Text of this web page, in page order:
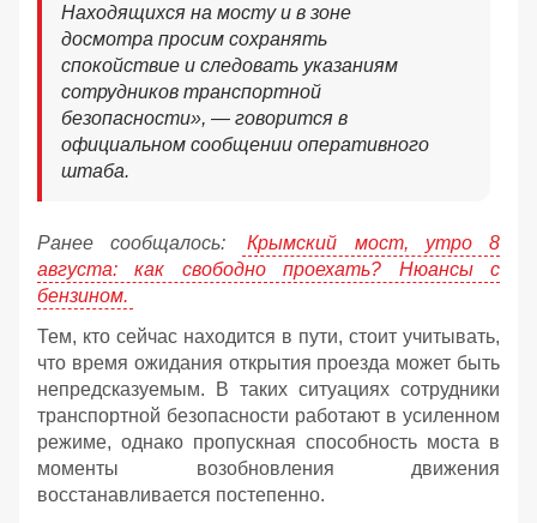
Находящихся на мосту и в зоне
досмотра просим сохранять
спокойствие и следовать указаниям
сотрудников транспортной
безопасности», — говорится в
официальном сообщении оперативного
штаба.
Ранее сообщалось:
Крымский мост, утро 8
августа: как свободно проехать? Нюансы с
бензином.
Тем, кто сейчас находится в пути, стоит учитывать,
что время ожидания открытия проезда может быть
непредсказуемым. В таких ситуациях сотрудники
транспортной безопасности работают в усиленном
режиме, однако пропускная способность моста в
моменты возобновления движения
восстанавливается постепенно.